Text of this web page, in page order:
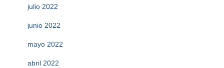
julio 2022
junio 2022
mayo 2022
abril 2022